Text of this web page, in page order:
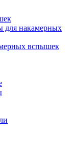
для накамерных
вспышек